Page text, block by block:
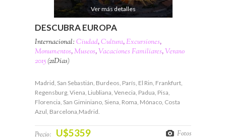
Ver más detalles
DESCUBRA EUROPA
Internacional: Ciudad,Cultura,Excursiones,
Monumentos,Museos,Vacaciones Familiares,Verano
2015 (21Días)
Madrid, San Sebastián, Burdeos, París, El Rin, Frankfurt,
Regensburg, Viena, Liubliana, Venecia, Padua, Pisa,
Florencia, San Giminiano, Siena, Roma, Mónaco, Costa
Azul, Barcelona,Madrid.
Precio: U$5359 Fotos